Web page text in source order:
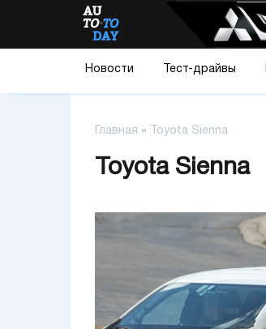
Новости Тест-драйвы
Главная » Toyota Sienna
Toyota Sienna